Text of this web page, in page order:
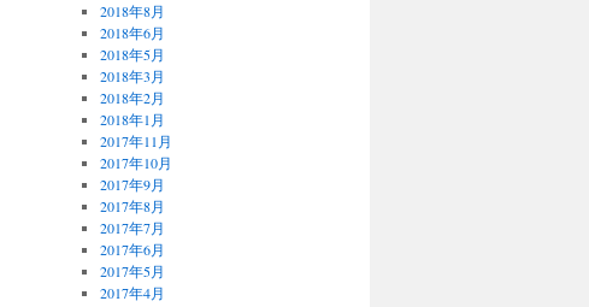
2018年8月
2018年6月
2018年5月
2018年3月
2018年2月
2018年1月
2017年11月
2017年10月
2017年9月
2017年8月
2017年7月
2017年6月
2017年5月
2017年4月